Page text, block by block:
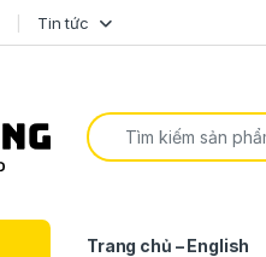
Tin tức
Trang chủ – English